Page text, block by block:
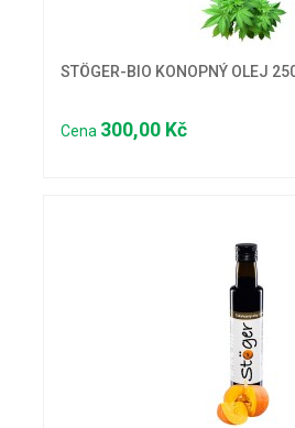
STÖGER-BIO KONOPNÝ OLEJ
Cena 300,00 Kč